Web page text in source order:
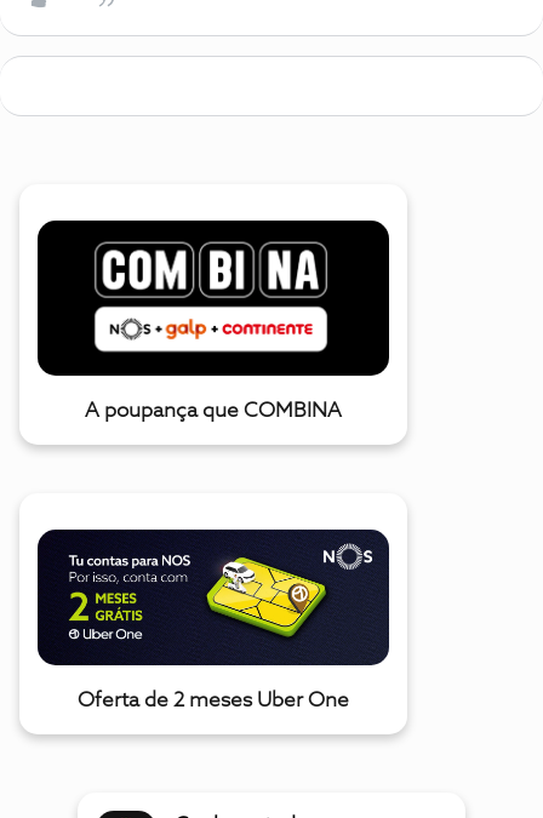
A poupança que COMBINA
Oferta de 2 meses Uber One